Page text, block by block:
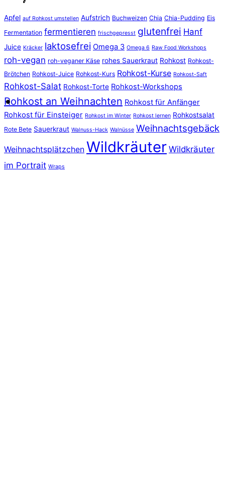
Apfel auf Rohkost umstellen Aufstrich Buchweizen Chia Chia-Pudding Eis
Fermentation fermentieren frischgepresst glutenfrei Hanf
Juice Kräcker laktosefrei Omega 3 Omega 6 Raw Food Workshops
roh-vegan roh-veganer Käse rohes Sauerkraut Rohkost Rohkost-
Brötchen Rohkost-Juice Rohkost-Kurs Rohkost-Kurse Rohkost-Saft
Rohkost-Salat Rohkost-Torte Rohkost-Workshops
Rohkost an Weihnachten Rohkost für Anfänger
Rohkost für Einsteiger Rohkost im Winter Rohkost lernen Rohkostsalat
Rote Bete Sauerkraut Walnuss-Hack Walnüsse Weihnachtsgebäck
Weihnachtsplätzchen Wildkräuter Wildkräuter
im Portrait Wraps